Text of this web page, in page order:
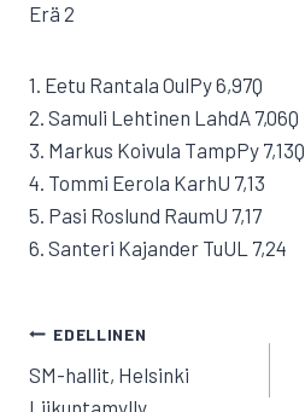
Erä 2
1. Eetu Rantala OulPy 6,97Q
2. Samuli Lehtinen LahdA 7,06Q
3. Markus Koivula TampPy 7,13Q
4. Tommi Eerola KarhU 7,13
5. Pasi Roslund RaumU 7,17
6. Santeri Kajander TuUL 7,24
ARTIKKELIEN
SELAUS
EDELLINEN
SM-hallit, Helsinki
Liikuntamylly